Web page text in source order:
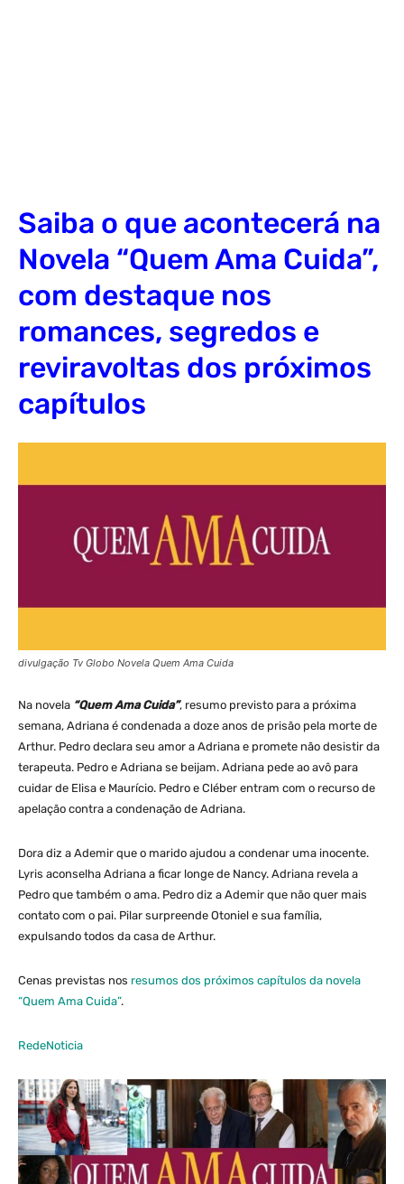
Saiba o que acontecerá na
Novela “Quem Ama Cuida”,
com destaque nos
romances, segredos e
reviravoltas dos próximos
capítulos
divulgação Tv Globo Novela Quem Ama Cuida
Na novela “Quem Ama Cuida”, resumo previsto para a próxima
semana, Adriana é condenada a doze anos de prisão pela morte de
Arthur. Pedro declara seu amor a Adriana e promete não desistir da
terapeuta. Pedro e Adriana se beijam. Adriana pede ao avô para
cuidar de Elisa e Maurício. Pedro e Cléber entram com o recurso de
apelação contra a condenação de Adriana.
Dora diz a Ademir que o marido ajudou a condenar uma inocente.
Lyris aconselha Adriana a ficar longe de Nancy. Adriana revela a
Pedro que também o ama. Pedro diz a Ademir que não quer mais
contato com o pai. Pilar surpreende Otoniel e sua família,
expulsando todos da casa de Arthur.
Cenas previstas nos resumos dos próximos capítulos da novela
“Quem Ama Cuida”.
RedeNoticia